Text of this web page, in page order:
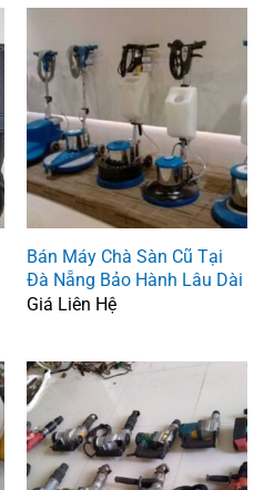
Bán Máy Chà Sàn Cũ Tại
Đà Nẵng Bảo Hành Lâu Dài
Giá Liên Hệ